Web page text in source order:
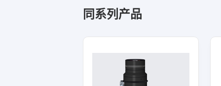
同系列产品